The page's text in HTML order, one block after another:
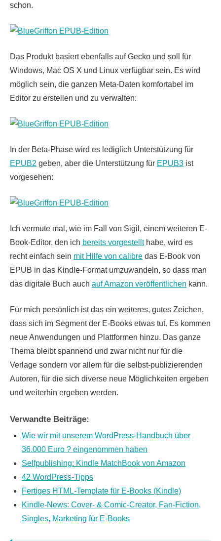
schon.
Das Produkt basiert ebenfalls auf Gecko und soll für
Windows, Mac OS X und Linux verfügbar sein. Es wird
möglich sein, die ganzen Meta-Daten komfortabel im
Editor zu erstellen und zu verwalten:
In der Beta-Phase wird es lediglich Unterstützung für
EPUB2 geben, aber die Unterstützung für EPUB3 ist
vorgesehen:
Ich vermute mal, wie im Fall von Sigil, einem weiteren E-
Book-Editor, den ich bereits vorgestellthabe, wird es
recht einfach sein mit Hilfe von calibre das E-Book von
EPUB in das Kindle-Format umzuwandeln, so dass man
das digitale Buch auch auf Amazon veröffentlichen kann.
Für mich persönlich ist das ein weiteres, gutes Zeichen,
dass sich im Segment der E-Books etwas tut. Es kommen
neue Anwendungen und Plattformen hinzu. Das ganze
Thema bleibt spannend und zwar nicht nur für die
Verlage sondern vor allem für die selbst-publizierenden
Autoren, für die sich diverse neue Möglichkeiten ergeben
und weiterhin ergeben werden.
Verwandte Beiträge:
Wie wir mit unserem WordPress-Handbuch über
36.000 Euro ? eingenommen haben
Selfpublishing: Kindle MatchBook von Amazon
42 WordPress-Tipps
Fertiges HTML-Template für E-Books (Kindle)
Kindle-News: Cover- & Comic-Creator, Fan-Fiction,
Singles, Marketing für E-Books